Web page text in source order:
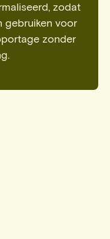
zodat
gebruiken voor
zonder